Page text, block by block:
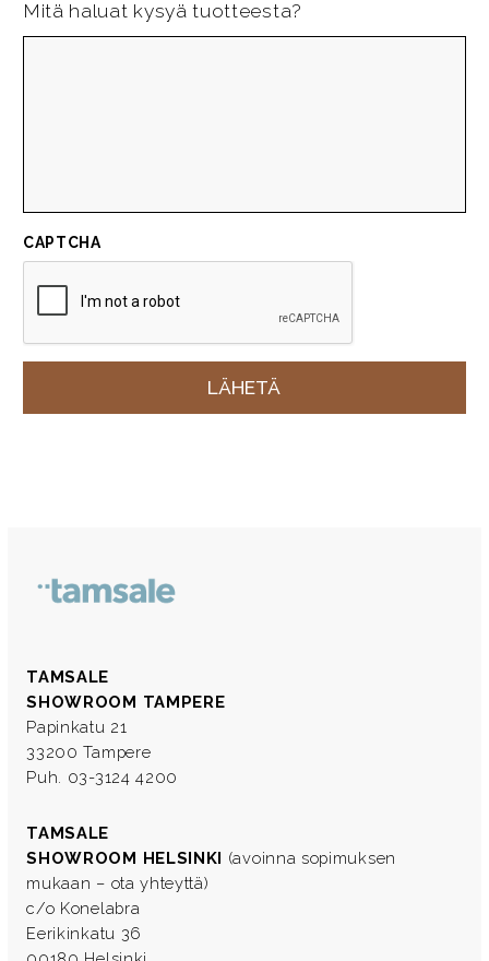
Mitä haluat kysyä tuotteesta?
CAPTCHA
TAMSALE
SHOWROOM TAMPERE
Papinkatu 21
33200 Tampere
Puh. 03-3124 4200
TAMSALE
SHOWROOM HELSINKI (avoinna sopimuksen
mukaan – ota yhteyttä)
c/o Konelabra
Eerikinkatu 36